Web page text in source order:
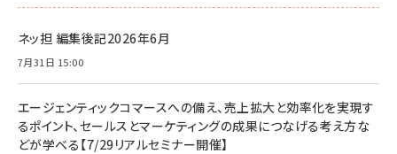
ネッ担 編集後記2026年6月
7月31日 15:00
エージェンティックコマースへの備え、売上拡大と効率化を実現す
るポイント、セールスとマーケティングの成果につなげる考え方な
どが学べる【7/29リアルセミナー開催】